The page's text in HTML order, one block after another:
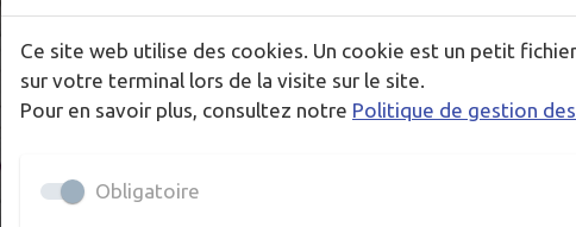
Ce site web utilise des cookies. Un cookie est un petit
sur votre terminal lors de la visite sur le site.
Pour en savoir plus, consultez notre Politique de gestion
Obligatoire